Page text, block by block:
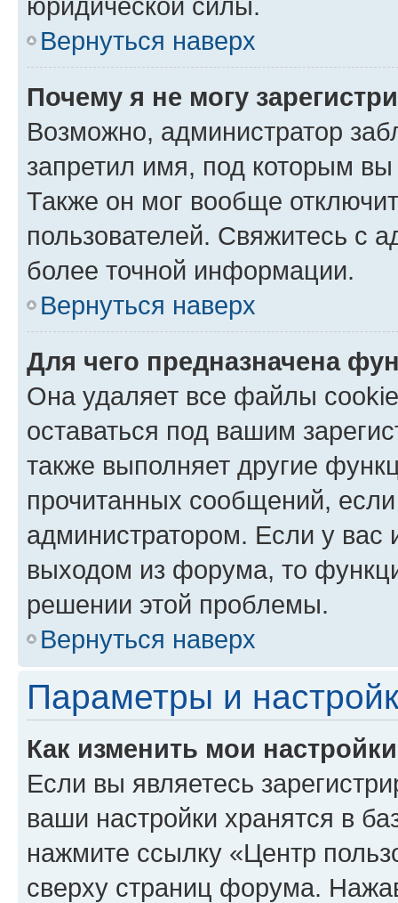
Вернуться наверх
Почему я не могу
Возможно, администратор
запретил имя, под которым вы
Также он мог вообще
пользователей. Свяжитесь с
более точной информации.
Вернуться наверх
Для чего предназначена
Она удаляет все файлы
оставаться под вашим
также выполняет другие
прочитанных сообщений,
администратором. Если у
выходом из форума, то
решении этой проблемы.
Вернуться наверх
Параметры и
Как изменить мои
Если вы являетесь
ваши настройки хранятся в
нажмите ссылку «Центр
сверху страниц форума.